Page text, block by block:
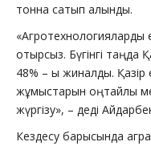
тонна сатып алынды.
«Агротехнологияларды
отырсыз. Бүгінгі
48% – ы жиналды. Қазір
жұмыстарын оңтайлы
жүргізу», – деді
Кездесу барысында